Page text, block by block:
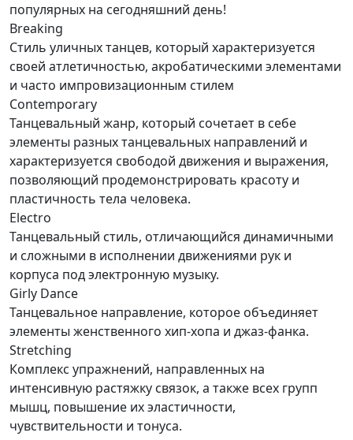
популярных на сегодняшний день!
Breaking
Стиль уличных танцев, который характеризуется
своей атлетичностью, акробатическими элементами
и часто импровизационным стилем
Contemporary
Танцевальный жанр, который сочетает в себе
элементы разных танцевальных направлений и
характеризуется свободой движения и выражения,
позволяющий продемонстрировать красоту и
пластичность тела человека.
Electro
Танцевальный стиль, отличающийся динамичными
и сложными в исполнении движениями рук и
корпуса под электронную музыку.
Girly Dance
Танцевальное направление, которое объединяет
элементы женственного хип-хопа и джаз-фанка.
Stretching
Комплекс упражнений, направленных на
интенсивную растяжку связок, а также всех групп
мышц, повышение их эластичности,
чувствительности и тонуса.